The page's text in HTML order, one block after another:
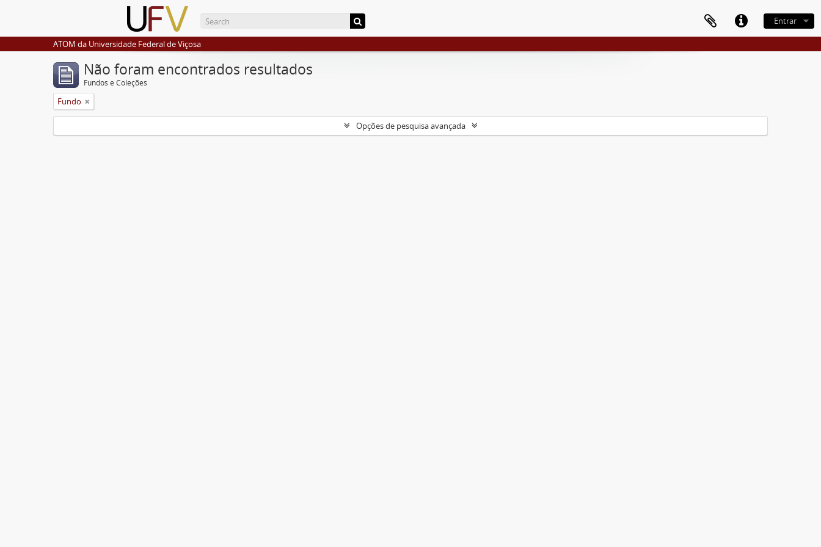
Entrar
ATOM da Universidade Federal de Viçosa
Não foram encontrados resultados
Fundos e Coleções
Fundo
Opções de pesquisa avançada